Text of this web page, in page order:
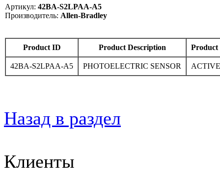
Артикул: 42BA-S2LPAA-A5
Производитель: Allen-Bradley
Product ID Product Description Product
42BA-S2LPAA-A5 PHOTOELECTRIC SENSOR ACTIVE
Назад в раздел
Клиенты